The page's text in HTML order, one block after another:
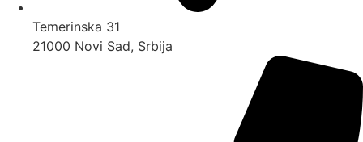
Temerinska 31
21000 Novi Sad, Srbija